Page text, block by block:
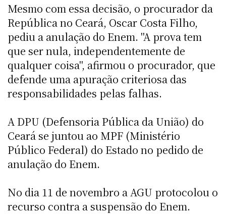
Mesmo com essa decisão, o procurador da
República no Ceará, Oscar Costa Filho,
pediu a anulação do Enem. "A prova tem
que ser nula, independentemente de
qualquer coisa", afirmou o procurador, que
defende uma apuração criteriosa das
responsabilidades pelas falhas.
A DPU (Defensoria Pública da União) do
Ceará se juntou ao MPF (Ministério
Público Federal) do Estado no pedido de
anulação do Enem.
No dia 11 de novembro a AGU protocolou o
recurso contra a suspensão do Enem.